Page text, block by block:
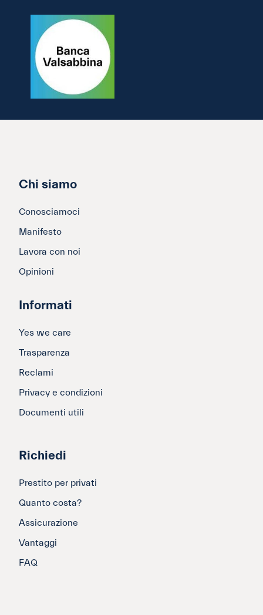
Chi siamo
Conosciamoci
Manifesto
Lavora con noi
Opinioni
Informati
Yes we care
Trasparenza
Reclami
Privacy e condizioni
Documenti utili
Richiedi
Prestito per privati
Quanto costa?
Assicurazione
Vantaggi
FAQ